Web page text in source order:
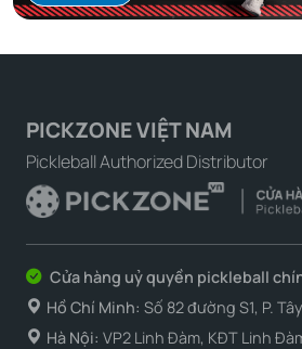
PICKZONE VIỆT NAM
Pickleball Authorized Distributor
Cửa hàng uỷ quyền pickleball
Hồ Chí Minh: Số 82 đường S1, P.
Hà Nội: VP2 Linh Đàm, KĐT Linh